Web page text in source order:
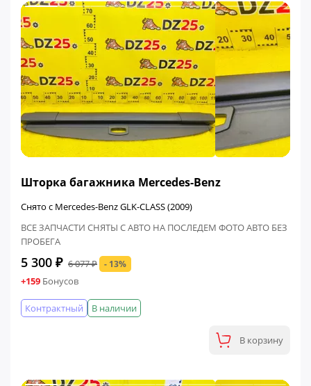
Шторка багажника Mercedes-Benz
Снято с Mercedes-Benz GLK-CLASS (2009)
ВСЕ ЗАПЧАСТИ СНЯТЫ С АВТО НА ПОСЛЕДЕМ ФОТО АВТО БЕЗ
ПРОБЕГА
5 300 ₽ 6 077 ₽ - 13%
+159 Бонусов
В наличии
Контрактный
В корзину